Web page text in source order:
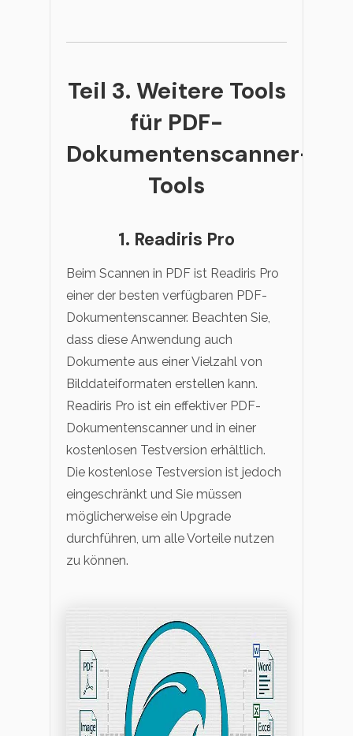
Teil 3. Weitere Tools
für PDF-
Dokumentenscanner-
Tools
1. Readiris Pro
Beim Scannen in PDF ist Readiris Pro
einer der besten verfügbaren PDF-
Dokumentenscanner. Beachten Sie,
dass diese Anwendung auch
Dokumente aus einer Vielzahl von
Bilddateiformaten erstellen kann.
Readiris Pro ist ein effektiver PDF-
Dokumentenscanner und in einer
kostenlosen Testversion erhältlich.
Die kostenlose Testversion ist jedoch
eingeschränkt und Sie müssen
möglicherweise ein Upgrade
durchführen, um alle Vorteile nutzen
zu können.